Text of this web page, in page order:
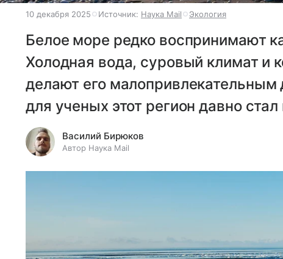
10 декабря 2025 Источник: Наука Mail Экология
Белое море редко воспринимают
Холодная вода, суровый климат и
делают его малопривлекательным
для ученых этот регион давно
Василий Бирюков
Автор Наука Mail